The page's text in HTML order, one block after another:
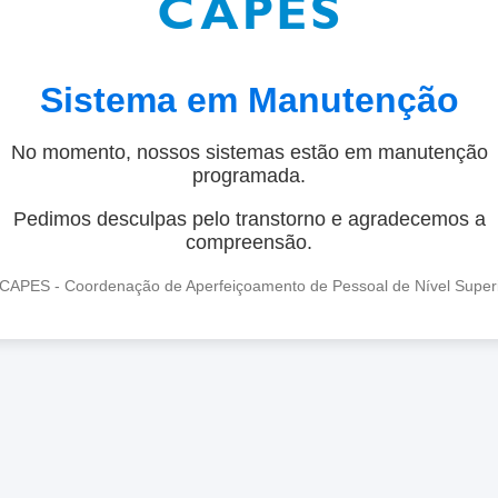
Sistema em Manutenção
No momento, nossos sistemas estão em manutenção
programada.
Pedimos desculpas pelo transtorno e agradecemos a
compreensão.
- Coordenação de Aperfeiçoamento de Pessoal de Nível